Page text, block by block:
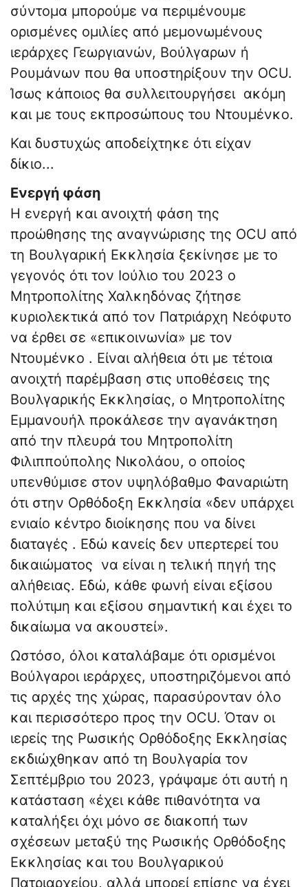
σύντομα μπορούμε να περιμένουμε
ορισμένες ομιλίες από μεμονωμένους
ιεράρχες Γεωργιανών, Βούλγαρων ή
Ρουμάνων που θα υποστηρίξουν την OCU.
Ίσως κάποιος θα συλλειτουργήσει ακόμη
και με τους εκπροσώπους του Ντουμένκο.
Και δυστυχώς αποδείχτηκε ότι είχαν
δίκιο...
Ενεργή φάση
Η ενεργή και ανοιχτή φάση της
προώθησης της αναγνώρισης της OCU από
τη Βουλγαρική Εκκλησία ξεκίνησε με το
γεγονός ότι τον Ιούλιο του 2023 ο
Μητροπολίτης Χαλκηδόνας ζήτησε
κυριολεκτικά από τον Πατριάρχη Νεόφυτο
να έρθει σε «επικοινωνία» με τον
Ντουμένκο . Είναι αλήθεια ότι με τέτοια
ανοιχτή παρέμβαση στις υποθέσεις της
Βουλγαρικής Εκκλησίας, ο Μητροπολίτης
Εμμανουήλ προκάλεσε την αγανάκτηση
από την πλευρά του Μητροπολίτη
Φιλιππούπολης Νικολάου, ο οποίος
υπενθύμισε στον υψηλόβαθμο Φαναριώτη
ότι στην Ορθόδοξη Εκκλησία «δεν υπάρχει
ενιαίο κέντρο διοίκησης που να δίνει
διαταγές . Εδώ κανείς δεν υπερτερεί του
δικαιώματος να είναι η τελική πηγή της
αλήθειας. Εδώ, κάθε φωνή είναι εξίσου
πολύτιμη και εξίσου σημαντική και έχει το
δικαίωμα να ακουστεί».
Ωστόσο, όλοι καταλάβαμε ότι ορισμένοι
Βούλγαροι ιεράρχες, υποστηριζόμενοι από
τις αρχές της χώρας, παρασύρονταν όλο
και περισσότερο προς την OCU. Όταν οι
ιερείς της Ρωσικής Ορθόδοξης Εκκλησίας
εκδιώχθηκαν από τη Βουλγαρία τον
Σεπτέμβριο του 2023, γράψαμε ότι αυτή η
κατάσταση «έχει κάθε πιθανότητα να
καταλήξει όχι μόνο σε διακοπή των
σχέσεων μεταξύ της Ρωσικής Ορθόδοξης
Εκκλησίας και του Βουλγαρικού
Πατριαρχείου, αλλά μπορεί επίσης να έχει